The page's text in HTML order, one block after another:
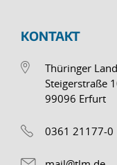
KONTAKT
Thüringer
Steigerstraße
99096 Erfurt
0361 21177-0